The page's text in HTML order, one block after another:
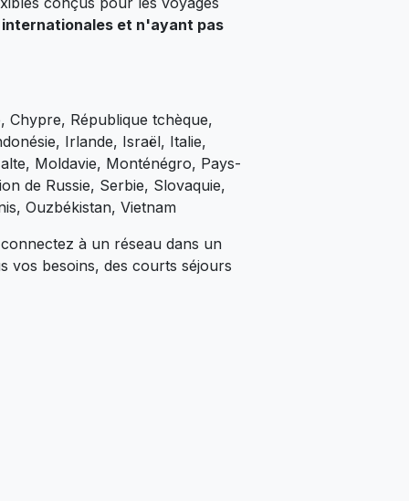
et n'ayant pas
Chypre, République tchèque,
Irlande, Israël, Italie,
Moldavie, Monténégro, Pays-
de Russie, Serbie, Slovaquie,
Ouzbékistan, Vietnam
à un réseau dans un
vos besoins, des courts séjours